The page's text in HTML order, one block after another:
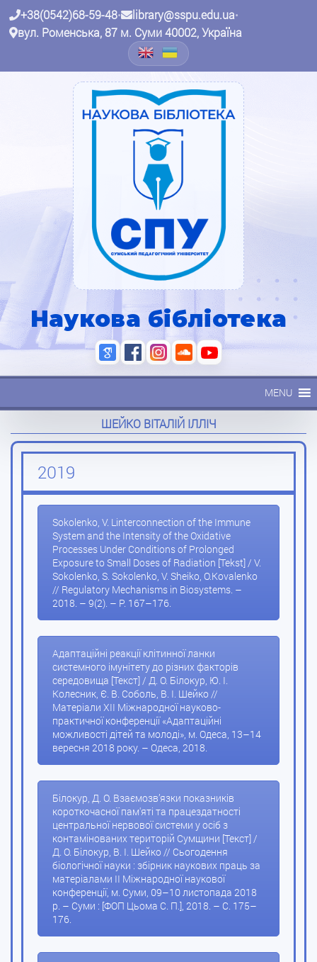
+38(0542)68-59-48• library@sspu.edu.ua•
вул. Роменська, 87 м. Суми 40002, Україна
Наукова бібліотека
MENU
ШЕЙКО ВІТАЛІЙ ІЛЛІЧ
2019
Sokolenko, V. Linterconnection of the Immune
System and the Intensity of the Oxidative
Processes Under Conditions of Prolonged
Exposure to Small Doses of Radiation [Tekst] / V.
Sokolenko, S. Sokolenko, V. Sheiko, O.Kovalenko
// Regulatory Mechanisms in Biosystems. –
2018. – 9(2). – P. 167–176.
Адаптаційні реакції клітинної ланки
системного імунітету до різних факторів
середовища [Текст] / Д. О. Білокур, Ю. І.
Колесник, Є. В. Соболь, В. І. Шейко //
Матеріали ХІІ Міжнародної науково-
практичної конференції «Адаптаційні
можливості дітей та молоді», м. Одеса, 13–14
вересня 2018 року. – Одеса, 2018.
Білокур, Д. О. Взаємозв’язки показників
короткочасної пам'яті та працездатності
центральної нервової системи у осіб з
контамінованих територій Сумщини [Текст] /
Д. О. Білокур, В. І. Шейко // Сьогодення
біологічної науки : збірник наукових праць за
матеріалами ІІ Міжнародної наукової
конференції, м. Суми, 09–10 листопада 2018
р. – Суми : [ФОП Цьома С. П.], 2018. – С. 175–
176.